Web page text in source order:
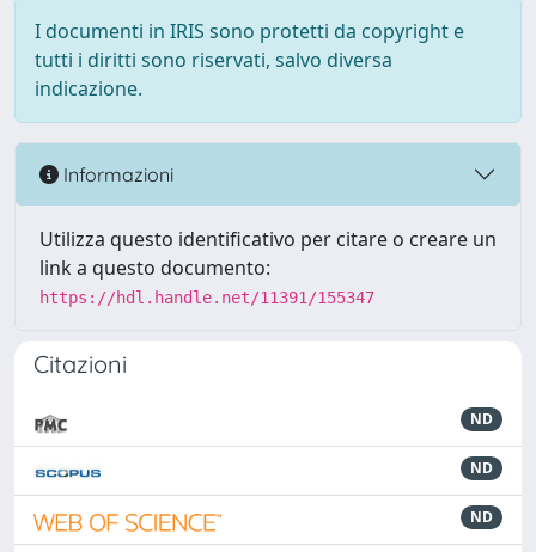
I documenti in IRIS sono protetti da copyright e
tutti i diritti sono riservati, salvo diversa
indicazione.
Informazioni
Utilizza questo identificativo per citare o creare un
link a questo documento:
https://hdl.handle.net/11391/155347
Citazioni
ND
ND
ND